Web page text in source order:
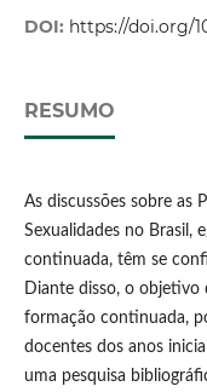
DOI: https://doi.org/
RESUMO
As discussões sobre as
Sexualidades no Brasil,
continuada, têm se
Diante disso, o
formação continuada,
docentes dos anos
uma pesquisa